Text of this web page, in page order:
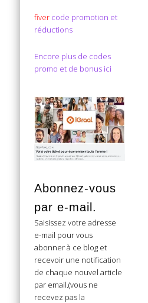
fiver code promotion et
réductions
Encore plus de codes
promo et de bonus ici
Abonnez-vous
par e-mail.
Saisissez votre adresse
e-mail pour vous
abonner à ce blog et
recevoir une notification
de chaque nouvel article
par email.(vous ne
recevez pas la